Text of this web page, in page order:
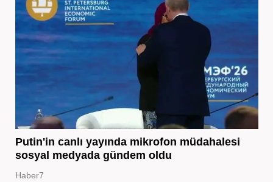
Putin'in canlı yayında mikrofon müdahalesi
sosyal medyada gündem oldu
Haber7